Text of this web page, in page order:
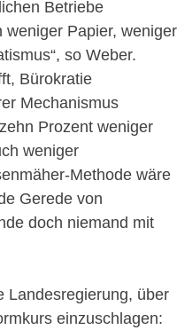
Betriebe
weniger Papier, weniger
so Weber.
Bürokratie
Mechanismus
Prozent weniger
weniger
Methode wäre
Gerede von
doch niemand mit
Landesregierung, über
einzuschlagen: